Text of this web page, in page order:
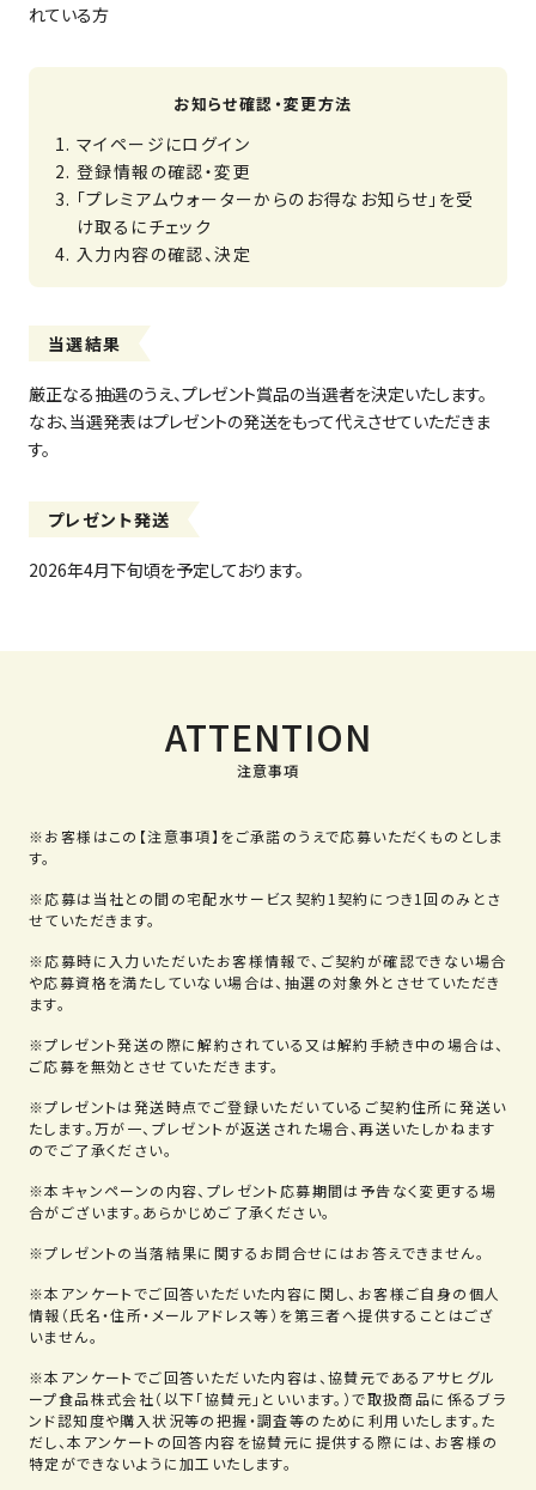
れている方
お知らせ確認・変更方法
マイページにログイン
登録情報の確認・変更
「プレミアムウォーターからのお得なお知らせ」を受
け取るにチェック
入力内容の確認、決定
当選結果
厳正なる抽選のうえ、プレゼント賞品の当選者を決定いたします。
なお、当選発表はプレゼントの発送をもって代えさせていただきま
す。
プレゼント発送
2026年4月下旬頃を予定しております。
ATTENTION
お客様はこの【注意事項】をご承諾のうえで応募いただくものとしま
す。
応募は当社との間の宅配水サービス契約1契約につき1回のみとさ
せていただきます。
応募時に入力いただいたお客様情報で、ご契約が確認できない場合
や応募資格を満たしていない場合は、抽選の対象外とさせていただき
ます。
プレゼント発送の際に解約されている又は解約手続き中の場合は、
ご応募を無効とさせていただきます。
プレゼントは発送時点でご登録いただいているご契約住所に発送い
たします。万が一、プレゼントが返送された場合、再送いたしかねます
のでご了承ください。
本キャンペーンの内容、プレゼント応募期間は予告なく変更する場
合がございます。あらかじめご了承ください。
プレゼントの当落結果に関するお問合せにはお答えできません。
本アンケートでご回答いただいた内容に関し、お客様ご自身の個人
情報（氏名・住所・メールアドレス等）を第三者へ提供することはござ
いません。
本アンケートでご回答いただいた内容は、協賛元であるアサヒグル
ープ食品株式会社（以下「協賛元」といいます。）で取扱商品に係るブラ
ンド認知度や購入状況等の把握・調査等のために利用いたします。た
だし、本アンケートの回答内容を協賛元に提供する際には、お客様の
特定ができないように加工いたします。